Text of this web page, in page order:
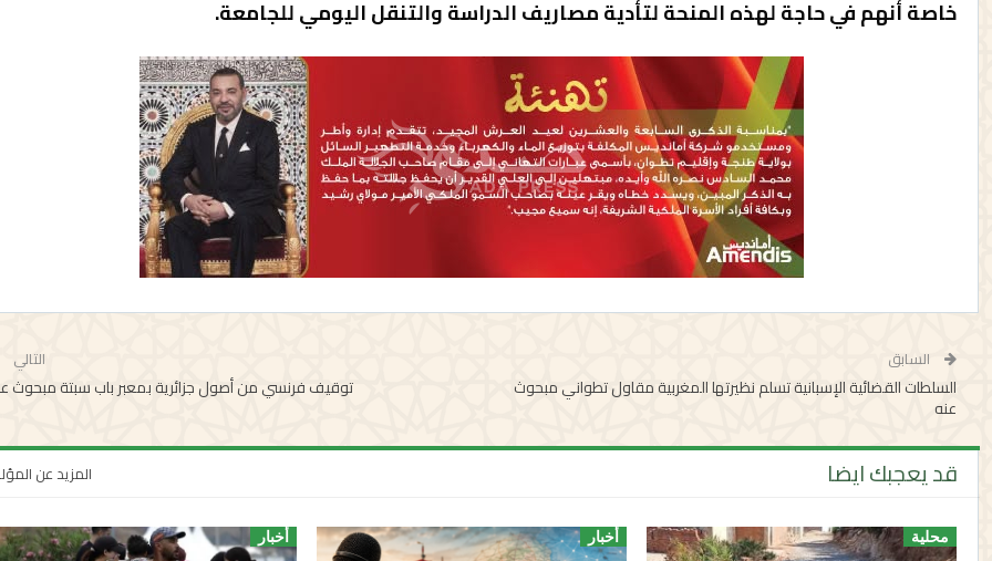
خاصة أنهم في حاجة لهذه المنحة لتأدية مصاريف الدراسة والتنقل اليومي للجامعة.
السابق
السلطات القضائية الإسبانية تسلم نظيرتها المغربية مقاول تطواني مبحوث
عنه
التالي
توقيف فرنسي من أصول جزائرية بمعبر باب سبتة مبحوث
قد يعجبك ايضا المزيد عن
محلية أخبار أخبار